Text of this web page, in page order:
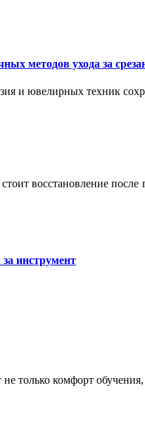
методов ухода за
и ювелирных техник
восстановление
инструмент
только комфорт обучения,